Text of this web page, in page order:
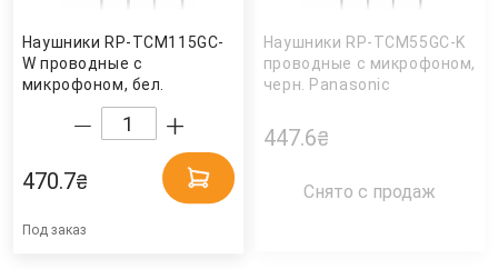
Наушники RP-TCM115GC-
W проводные с
микрофоном, бел.
Panasonic
470.7₴
Под заказ
Наушники RP-TCM55GC-K
проводные с микрофоном,
черн. Panasonic
447.6₴
Снято с продаж